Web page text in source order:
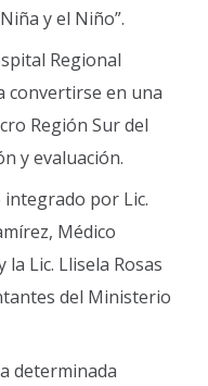
y el Niño”.
Regional
convertirse en una
Región Sur del
y evaluación.
integrado por Lic.
Médico
Lic. Llisela Rosas
del Ministerio
determinada